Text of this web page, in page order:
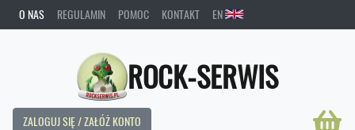
O NAS REGULAMIN POMOC KONTAKT EN
ROCK-SERWIS
ZALOGUJ SIĘ / ZAŁÓŻ KONTO